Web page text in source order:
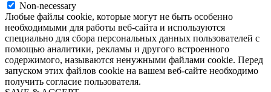
Non-necessary
Любые файлы cookie, которые могут не быть особенно
необходимыми для работы веб-сайта и используются
специально для сбора персональных данных пользователей с
помощью аналитики, рекламы и другого встроенного
содержимого, называются ненужными файлами cookie. Перед
запуском этих файлов cookie на вашем веб-сайте необходимо
получить согласие пользователя.